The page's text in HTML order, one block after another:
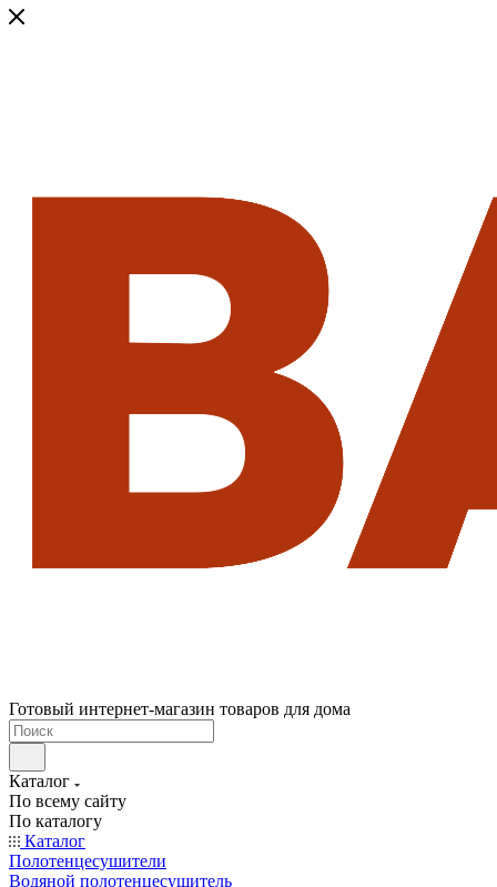
Готовый интернет-магазин товаров для дома
Каталог
По всему сайту
По каталогу
Каталог
Полотенцесушители
Водяной полотенцесушитель